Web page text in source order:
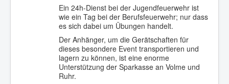
Ein 24h-Dienst bei der Jugendfeuerwehr ist
wie ein Tag bei der Berufsfeuerwehr; nur dass
es sich dabei um Übungen handelt.
Der Anhänger, um die Gerätschaften für
dieses besondere Event transportieren und
lagern zu können, ist eine enorme
Unterstützung der Sparkasse an Volme und
Ruhr.